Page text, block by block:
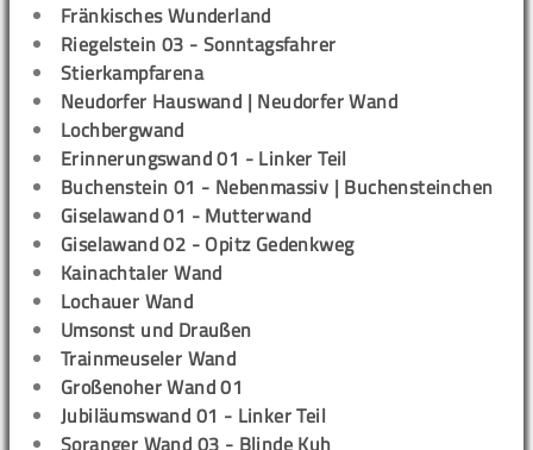
Fränkisches Wunderland
Riegelstein 03 - Sonntagsfahrer
Stierkampfarena
Neudorfer Hauswand | Neudorfer Wand
Lochbergwand
Erinnerungswand 01 - Linker Teil
Buchenstein 01 - Nebenmassiv | Buchensteinchen
Giselawand 01 - Mutterwand
Giselawand 02 - Opitz Gedenkweg
Kainachtaler Wand
Lochauer Wand
Umsonst und Draußen
Trainmeuseler Wand
Großenoher Wand 01
Jubiläumswand 01 - Linker Teil
Soranger Wand 03 - Blinde Kuh